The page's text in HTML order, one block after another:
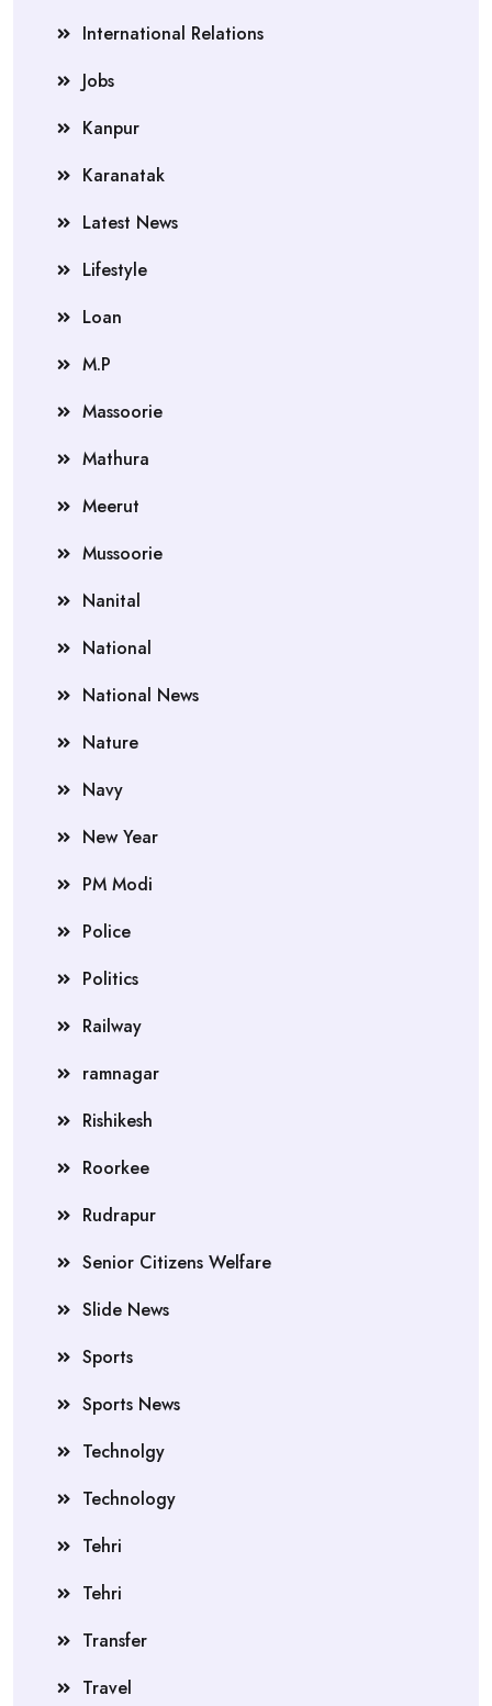
International Relations
Jobs
Kanpur
Karanatak
Latest News
Lifestyle
Loan
M.P
Massoorie
Mathura
Meerut
Mussoorie
Nanital
National
National News
Nature
Navy
New Year
PM Modi
Police
Politics
Railway
ramnagar
Rishikesh
Roorkee
Rudrapur
Senior Citizens Welfare
Slide News
Sports
Sports News
Technolgy
Technology
Tehri
Tehri
Transfer
Travel